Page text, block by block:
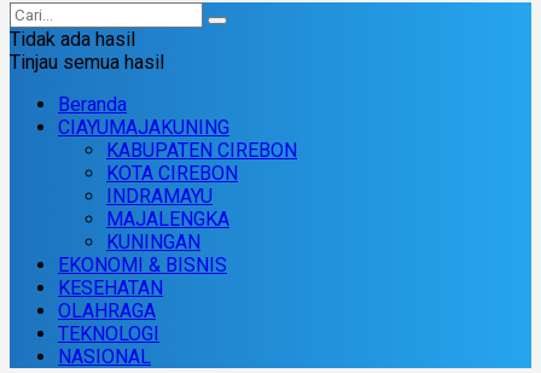
Tidak ada hasil
Tinjau semua hasil
Beranda
CIAYUMAJAKUNING
KABUPATEN CIREBON
KOTA CIREBON
INDRAMAYU
MAJALENGKA
KUNINGAN
EKONOMI & BISNIS
KESEHATAN
OLAHRAGA
TEKNOLOGI
NASIONAL